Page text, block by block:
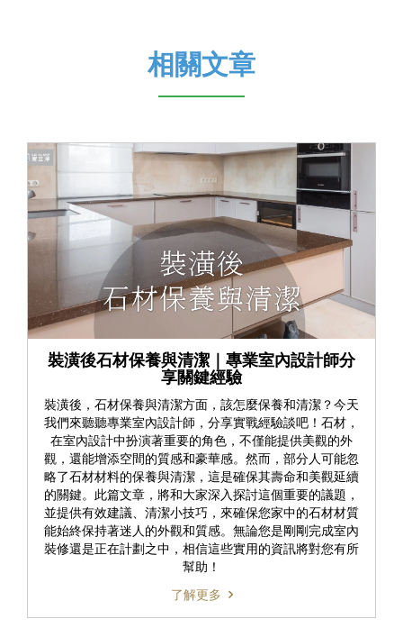
相關文章
裝潢後石材保養與清潔｜專業室內設計師分
享關鍵經驗
裝潢後，石材保養與清潔方面，該怎麼保養和清潔？今天
我們來聽聽專業室內設計師，分享實戰經驗談吧！石材，
在室內設計中扮演著重要的角色，不僅能提供美觀的外
觀，還能增添空間的質感和豪華感。然而，部分人可能忽
略了石材材料的保養與清潔，這是確保其壽命和美觀延續
的關鍵。此篇文章，將和大家深入探討這個重要的議題，
並提供有效建議、清潔小技巧，來確保您家中的石材材質
能始終保持著迷人的外觀和質感。無論您是剛剛完成室內
裝修還是正在計劃之中，相信這些實用的資訊將對您有所
幫助！
了解更多